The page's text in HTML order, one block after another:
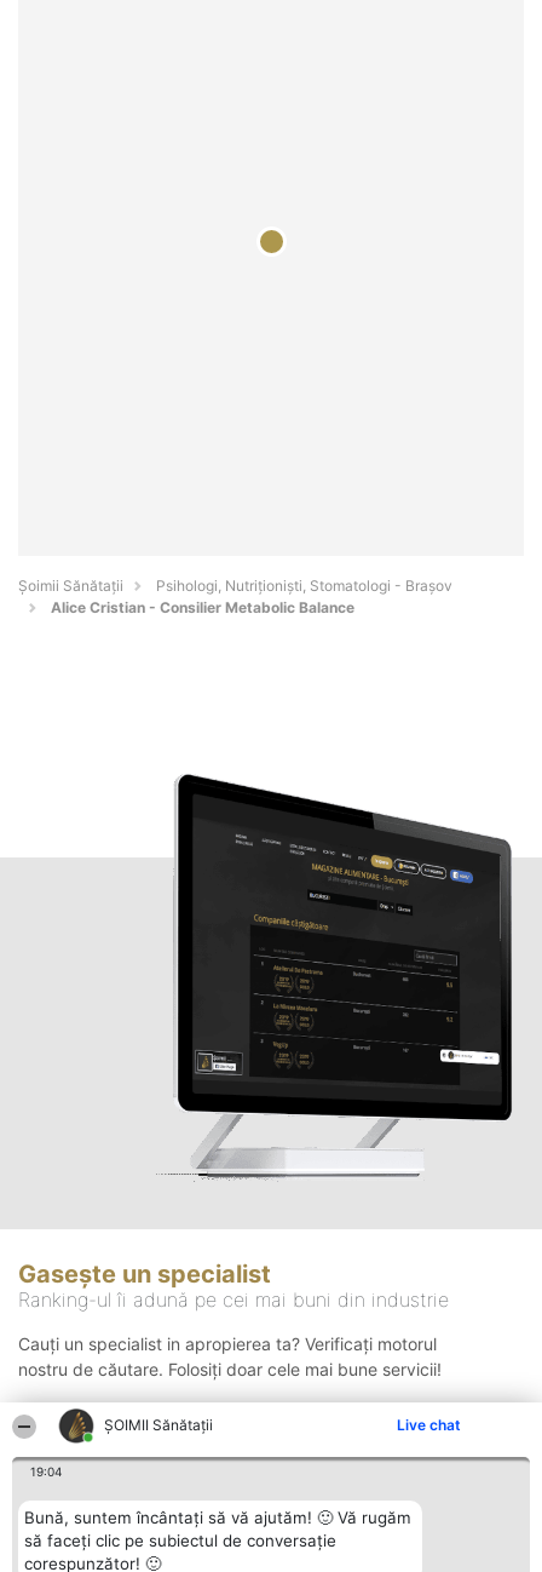
ŞOIMII Sănătații Live chat
19:04
Bună, suntem încântați să vă ajutăm! 🙂 Vă rugăm
să faceți clic pe subiectul de conversație
corespunzător! 🙂
Şoimii Sănătații
Psihologi, Nutriționiști, Stomatologi - Braşov
Alice Cristian - Consilier Metabolic Balance
Gasește un specialist
Ranking-ul îi adună pe cei mai buni din industrie
Cauți un specialist in apropierea ta? Verificați motorul
nostru de căutare. Folosiți doar cele mai bune servicii!